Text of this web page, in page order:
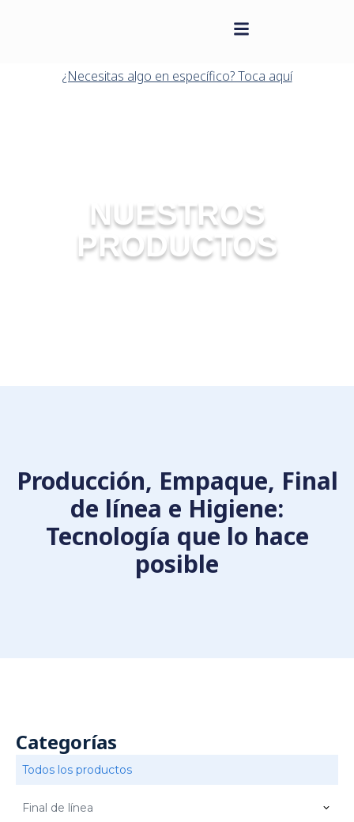
¿Necesitas algo en específico? Toca aquí
NUESTROS
PRODUCTOS
Producción, Empaque, Final
de línea e Higiene:
Tecnología que lo hace
posible
Categorías
Final de línea
Todos los productos